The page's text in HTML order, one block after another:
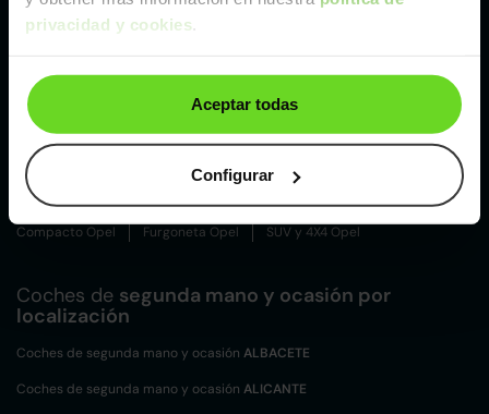
privacidad y cookies.
Aceptar todas
Configurar
Otros coches SUV y 4X4 de Opel de segunda
Opel Crossland Opel Frontera Opel Insignia Country Tourer
Opel Mokka
Tipos de carrocerías Opel
Compacto Opel Furgoneta Opel SUV y 4X4 Opel
Coches de segunda mano y ocasión por
localización
Coches de segunda mano y ocasión ALBACETE
Coches de segunda mano y ocasión ALICANTE